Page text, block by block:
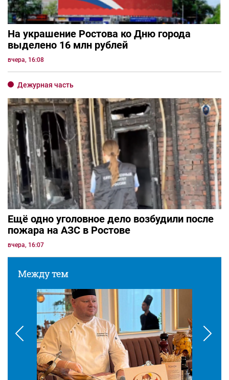
На украшение Ростова ко Дню города
выделено 16 млн рублей
вчера, 16:08
Дежурная часть
Ещё одно уголовное дело возбудили после
пожара на АЗС в Ростове
вчера, 16:07
Между тем